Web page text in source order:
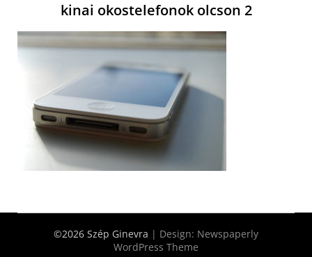
kinai okostelefonok olcson 2
©2026 Szép Ginevra | Design: Newspaperly
WordPress Theme